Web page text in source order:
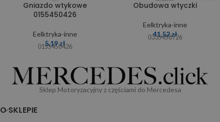
Gniazdo wtykowe
0155450426
Eelktryka-inne
5,19zł
0155450426
Obudowa wtyczki
Eelktryka-inne
41,52zł
0335458726
Sklep Motoryzacyjny z częściami do Mercedesa
O SKLEPIE